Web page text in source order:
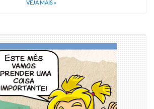
VEJA MAIS »